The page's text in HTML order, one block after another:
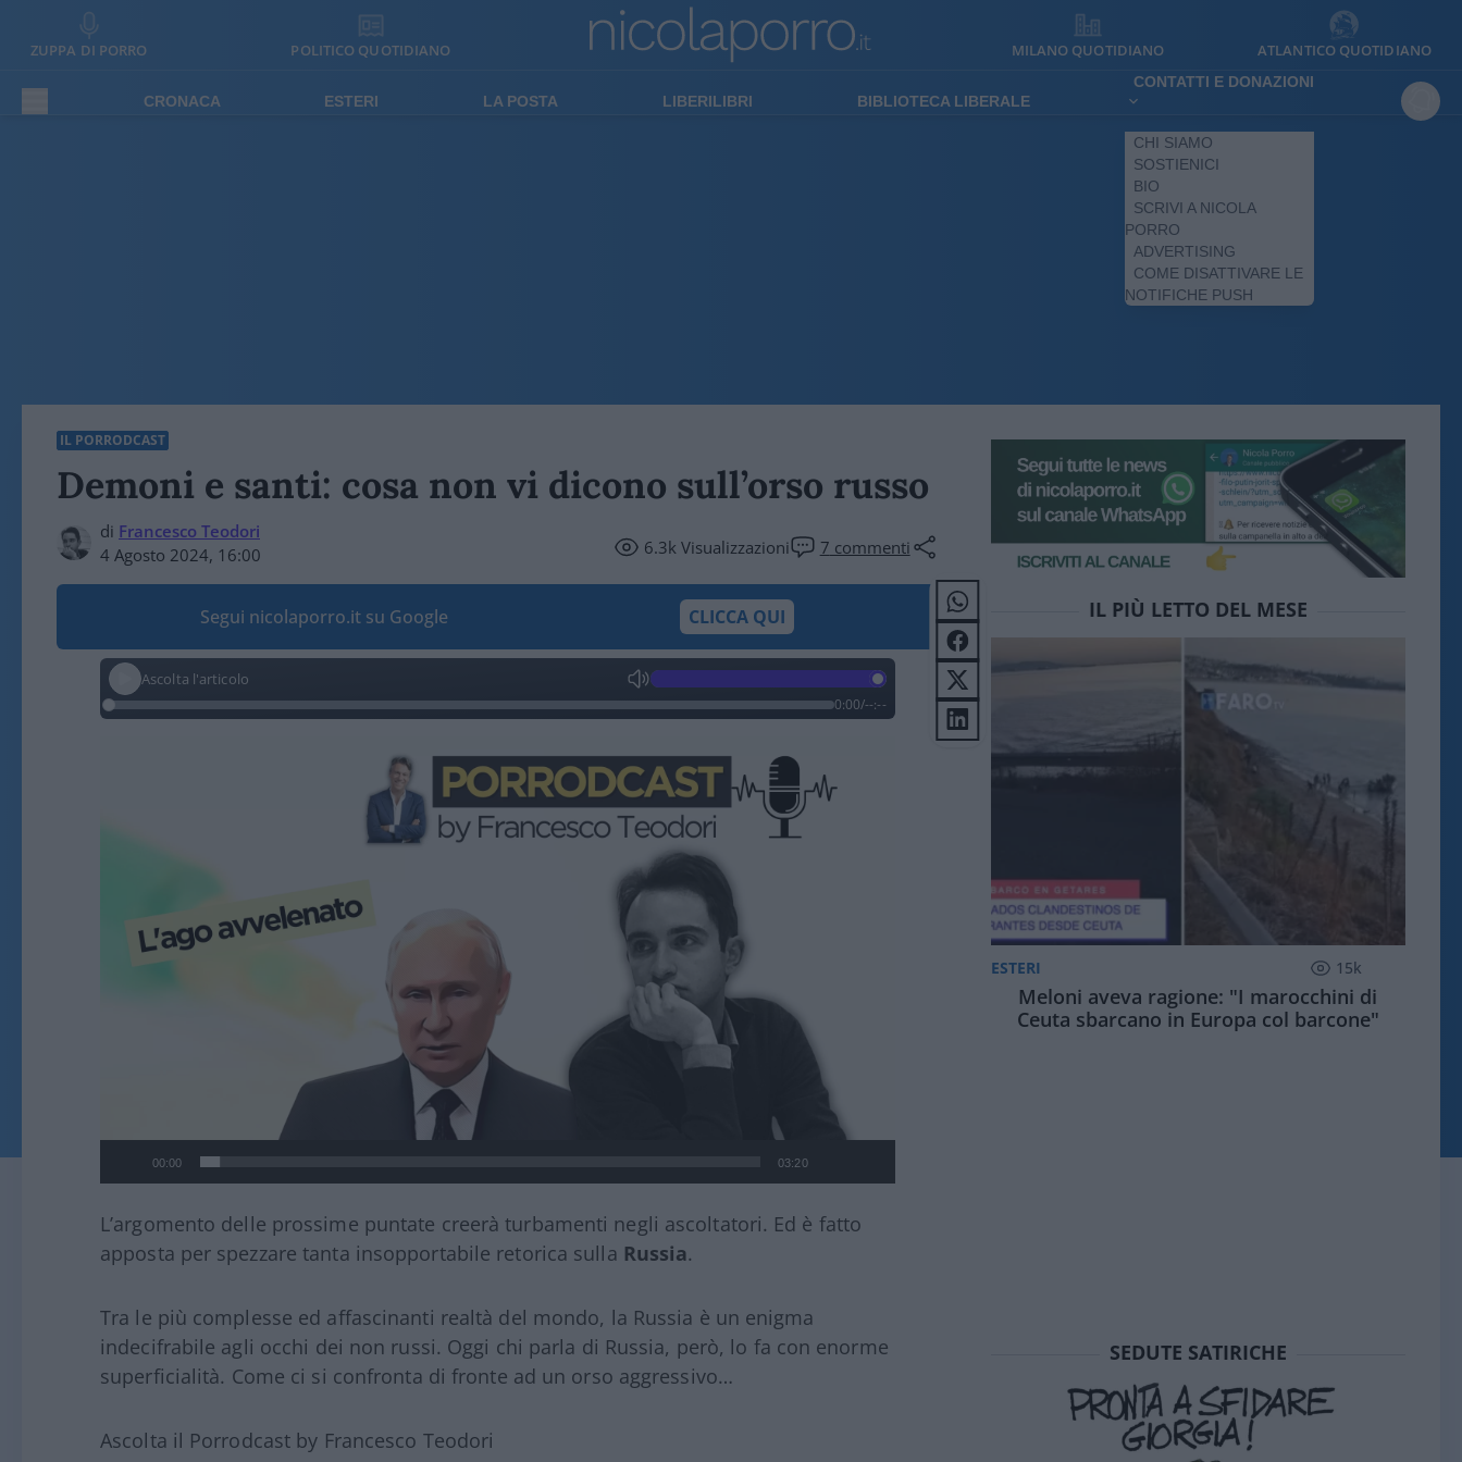
ZUPPA DI PORRO POLITICO QUOTIDIANO MILANO QUOTIDIANO ATLANTICO QUOTIDIANO
CRONACA ESTERI LA POSTA LIBERILIBRI BIBLIOTECA LIBERALE
CONTATTI E DONAZIONI
CHI SIAMO
SOSTIENICI
BIO
SCRIVI A NICOLA
PORRO
ADVERTISING
COME DISATTIVARE LE
NOTIFICHE PUSH
IL PORRODCAST
Demoni e santi: cosa non vi dicono sull’orso russo
di Francesco Teodori
4 Agosto 2024, 16:00
6.3kVisualizzazioni 7 commenti
Segui nicolaporro.it su Google CLICCA QUI
Ascolta l'articolo
0:00/--:--
00:00 03:20
L’argomento delle prossime puntate creerà turbamenti negli ascoltatori. Ed è fatto
apposta per spezzare tanta insopportabile retorica sulla Russia.
Tra le più complesse ed affascinanti realtà del mondo, la Russia è un enigma
indecifrabile agli occhi dei non russi. Oggi chi parla di Russia, però, lo fa con enorme
superficialità. Come ci si confronta di fronte ad un orso aggressivo…
Ascolta il Porrodcast by Francesco Teodori
IL PIÙ LETTO DEL MESE
ESTERI 15k
Meloni aveva ragione: "I marocchini di
Ceuta sbarcano in Europa col barcone"
SEDUTE SATIRICHE